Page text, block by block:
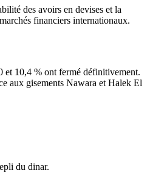
des avoirs en devises et la
financiers internationaux.
et 10,4 % ont fermé définitivement.
aux gisements Nawara et Halek El
du dinar.